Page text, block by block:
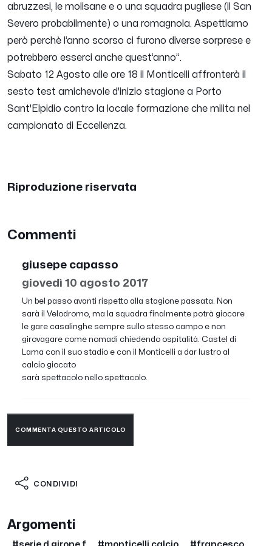
abruzzesi, le molisane e o una squadra pugliese (il San
Severo probabilmente) o una romagnola. Aspettiamo
però perchè l’anno scorso ci furono diverse sorprese e
potrebbero esserci anche quest’anno”.
Sabato 12 Agosto alle ore 18 il Monticelli affronterà il
sesto test amichevole d'inizio stagione a Porto
Sant'Elpidio contro la locale formazione che milita nel
campionato di Eccellenza.
Riproduzione riservata
Commenti
giusepe capasso
giovedì 10 agosto 2017
Un bel passo avanti rispetto alla stagione passata. Non
sarà il Velodromo, ma la squadra finalmente potrà giocare
le gare casalinghe sempre sullo stesso campo e non
girovagare come nomadi chiedendo ospitalità. Castel di
Lama con il suo stadio e con il Monticelli a dar lustro al
calcio giocato
sarà spettacolo nello spettacolo.
COMMENTA QUESTO ARTICOLO
CONDIVIDI
Argomenti